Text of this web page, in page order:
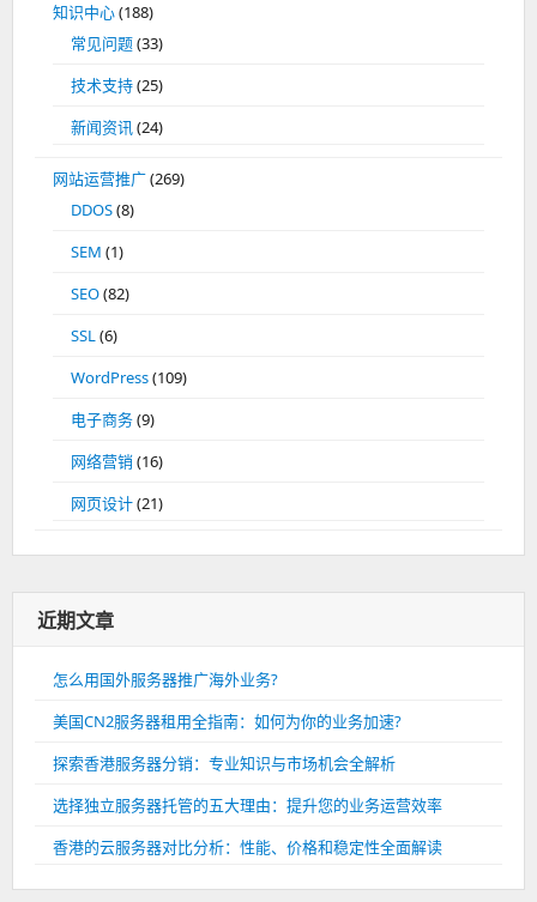
知识中心(188)
常见问题(33)
技术支持(25)
新闻资讯(24)
网站运营推广(269)
DDOS(8)
SEM (1)
SEO(82)
SSL(6)
WordPress(109)
电子商务(9)
网络营销(16)
网页设计(21)
近期文章
怎么用国外服务器推广海外业务?
美国CN2服务器租用全指南：如何为你的业务加速?
探索香港服务器分销：专业知识与市场机会全解析
选择独立服务器托管的五大理由：提升您的业务运营效率
香港的云服务器对比分析：性能、价格和稳定性全面解读